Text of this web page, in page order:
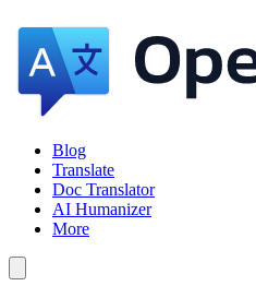
Blog
Translate
Doc Translator
AI Humanizer
More